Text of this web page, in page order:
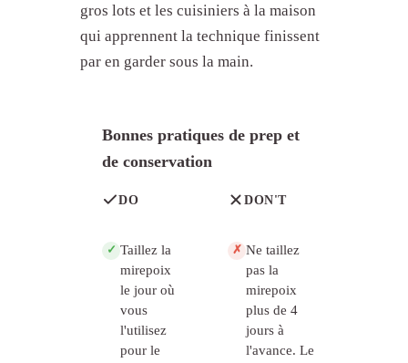
gros lots et les cuisiniers à la maison
qui apprennent la technique finissent
par en garder sous la main.
Bonnes pratiques de prep et
de conservation
DO
✓ Taillez la
mirepoix
le jour où
vous
l'utilisez
pour le
DON'T
✗ Ne taillez
pas la
mirepoix
plus de 4
jours à
l'avance. Le